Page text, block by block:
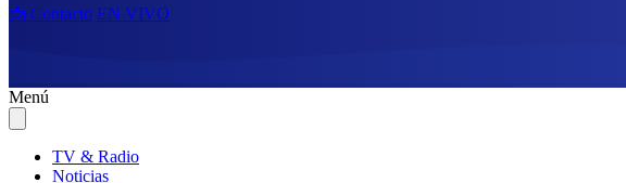
📩 Contacto EN VIVO
Menú
TV & Radio
Noticias